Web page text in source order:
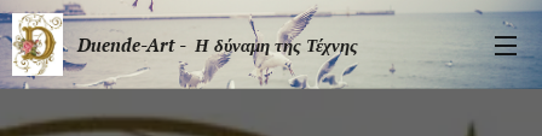
Duende-Art - Η δύναμη της Τέχνης